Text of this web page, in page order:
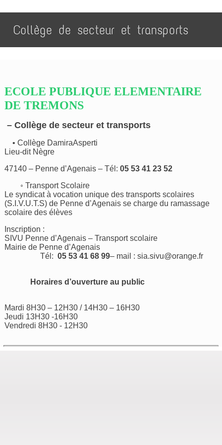
Collège de secteur et transports
ECOLE PUBLIQUE ELEMENTAIRE
DE TREMONS
– Collège de secteur et transports
• Collège DamiraAsperti
Lieu-dit Nègre
47140 – Penne d’Agenais – Tél:05 53 41 23 52
◦ Transport Scolaire
Le syndicat à vocation unique des transports scolaires
(S.I.V.U.T.S) de Penne d’Agenais se charge du ramassage
scolaire des élèves
Inscription :
SIVU Penne d’Agenais – Transport scolaire
Mairie de Penne d’Agenais
Tél: 05 53 41 68 99– mail :sia.sivu@orange.fr
Horaires d’ouverture au public
Mardi 8H30 – 12H30 / 14H30 – 16H30
Jeudi 13H30 -16H30
Vendredi 8H30 - 12H30